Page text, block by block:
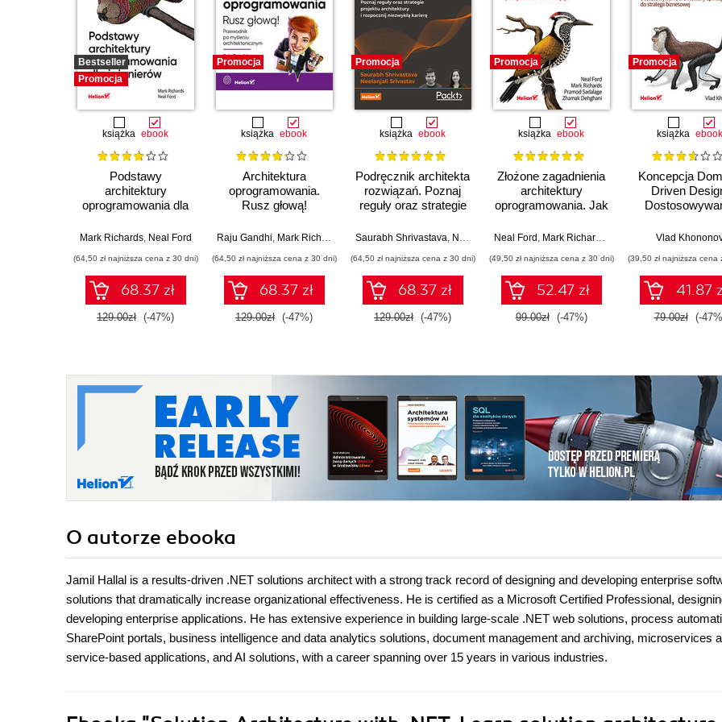
Bestseller
Promocja
książka ebook
Podstawy
architektury
oprogramowania dla
II
Mark Richards, Neal Ford
(64,50 zł najniższa cena z 30 dni)
68.37 zł
129.00zł (-47%)
Promocja
książka ebook
Architektura
oprogramowania.
Rusz głową!
myśleniu
Raju Gandhi, Mark Richards Neal Ford
(64,50 zł najniższa cena z 30 dni)
68.37 zł
129.00zł (-47%)
Promocja
książka ebook
Podręcznik architekta
rozwiązań. Poznaj
reguły oraz strategie
rozpocznij niezwykłą
Saurabh Shrivastava, Neelanjali Srivastav
(64,50 zł najniższa cena z 30 dni)
68.37 zł
129.00zł (-47%)
Promocja
książka ebook
Złożone zagadnienia
architektury
oprogramowania. Jak
kompromisy i
decyzje
Neal Ford , Mark Richards Pramod Sadalage,
(49,50 zł najniższa cena z 30 dni)
52.47 zł
99.00zł (-47%)
Promocja
książka ebook
Koncepcja
Driven
do strategii
Vlad
(39,50 zł najniższa cena
41.87
79.00zł (-
O autorze ebooka
Jamil Hallal is a results-driven .NET solutions architect with a strong track record of designing and developing enterprise
solutions that dramatically increase organizational effectiveness. He is certified as a Microsoft Certified Professional,
developing enterprise applications. He has extensive experience in building large-scale .NET web solutions, process
SharePoint portals, business intelligence and data analytics solutions, document management and archiving, microservices
service-based applications, and AI solutions, with a career spanning over 15 years in various industries.